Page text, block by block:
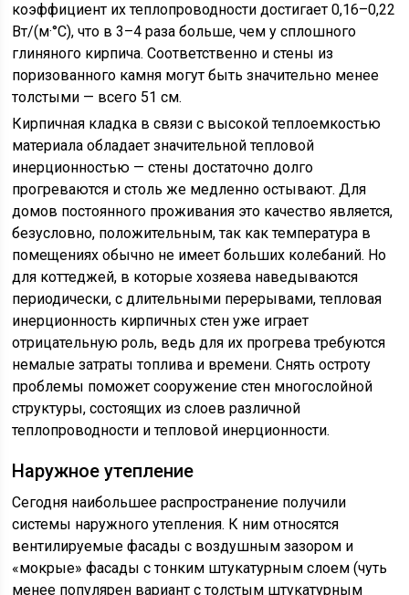
коэффициент их теплопроводности достигает 0,16–0,22
Вт/(м·°С), что в 3–4 раза больше, чем у сплошного
глиняного кирпича. Соответственно и стены из
поризованного камня могут быть значительно менее
толстыми — всего 51 см.
Кирпичная кладка в связи с высокой теплоемкостью
материала обладает значительной тепловой
инерционностью — стены достаточно долго
прогреваются и столь же медленно остывают. Для
домов постоянного проживания это качество является,
безусловно, положительным, так как температура в
помещениях обычно не имеет больших колебаний. Но
для коттеджей, в которые хозяева наведываются
периодически, с длительными перерывами, тепловая
инерционность кирпичных стен уже играет
отрицательную роль, ведь для их прогрева требуются
немалые затраты топлива и времени. Снять остроту
проблемы поможет сооружение стен многослойной
структуры, состоящих из слоев различной
теплопроводности и тепловой инерционности.
Наружное утепление
Сегодня наибольшее распространение получили
системы наружного утепления. К ним относятся
вентилируемые фасады с воздушным зазором и
«мокрые» фасады с тонким штукатурным слоем (чуть
менее популярен вариант с толстым штукатурным